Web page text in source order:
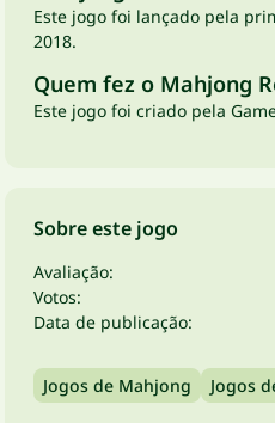
Este jogo foi lançado pela
2018.
Quem fez o Mahjong
Este jogo foi criado pela
Sobre este jogo
Avaliação:
Votos:
Data de publicação:
Jogos de Mahjong Jogos